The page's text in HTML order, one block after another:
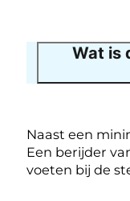
Wat is
Naast een
Een berijder
voeten bij de